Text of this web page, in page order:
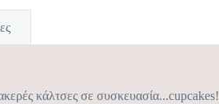
κάλτσες σε συσκευασία...cupcakes!